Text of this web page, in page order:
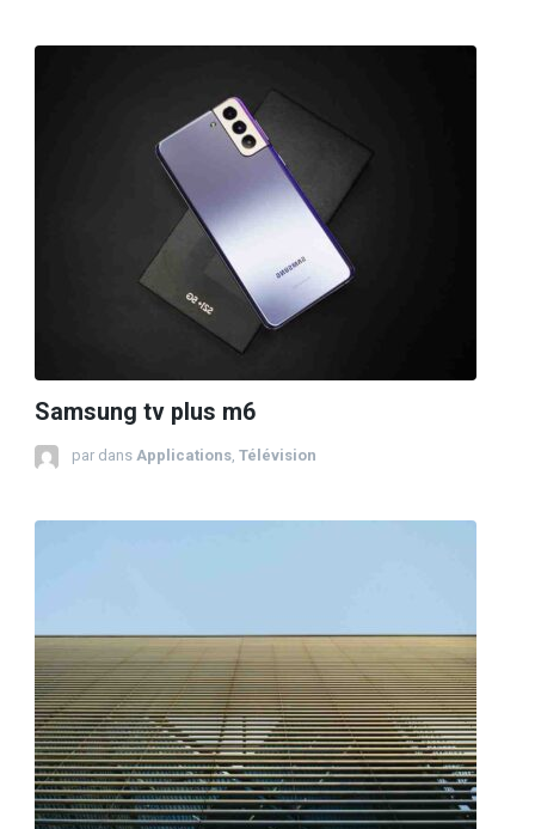
Samsung tv plus m6
par dans Applications, Télévision